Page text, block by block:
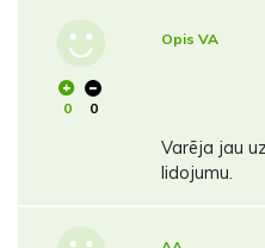
0 0
Opis VA
Varēja jau
lidojumu.